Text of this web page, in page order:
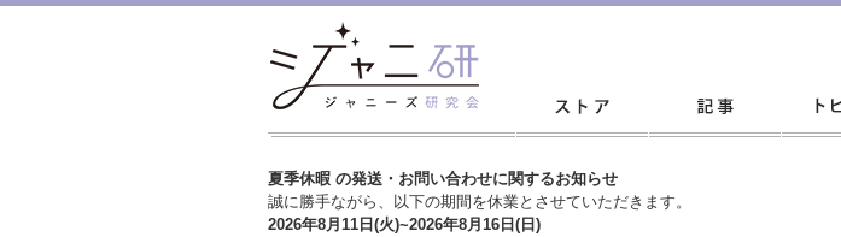
夏季休暇 の発送・お問い合わせに関するお知らせ
誠に勝手ながら、以下の期間を休業とさせていただきます。
2026年8月11日(火)~2026年8月16日(日)